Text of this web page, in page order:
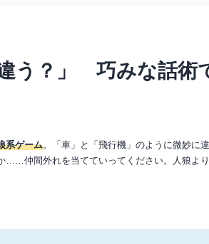
う？」 巧みな話術
系ゲーム。「車」と「飛行機」のように微妙に
……仲間外れを当てていってください。人狼よ